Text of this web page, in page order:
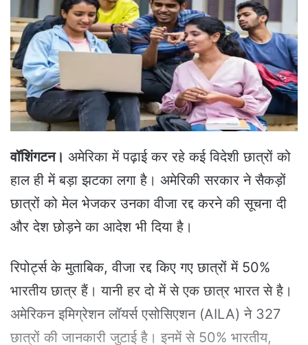
a
n
e
i
l
वॉशिंगटन। अमेरिका में पढ़ाई कर रहे कई विदेशी छात्रों को
हाल ही में बड़ा झटका लगा है। अमेरिकी सरकार ने सैकड़ों
छात्रों को मेल भेजकर उनका वीजा रद्द करने की सूचना दी
और देश छोड़ने का आदेश भी दिया है।
रिपोर्ट्स के मुताबिक, वीजा रद्द किए गए छात्रों में 50%
भारतीय छात्र हैं। यानी हर दो में से एक छात्र भारत से है।
अमेरिकन इमिग्रेशन लॉयर्स एसोसिएशन (AILA) ने 327
छात्रों की जानकारी जुटाई है। इनमें से 50% भारतीय,